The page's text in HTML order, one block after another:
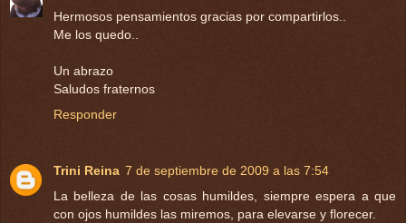
Hermosos pensamientos gracias por compartirlos..
Me los quedo..
Un abrazo
Saludos fraternos
Responder
Trini Reina 7 de septiembre de 2009 a las 7:54
La belleza de las cosas humildes, siempre espera a que
con ojos humildes las miremos, para elevarse y florecer.